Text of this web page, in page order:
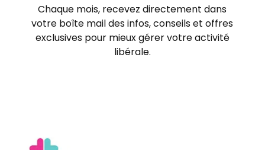
Chaque mois, recevez directement dans
votre boîte mail des infos, conseils et offres
exclusives pour mieux gérer votre activité
libérale.